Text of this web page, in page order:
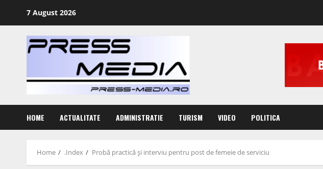
7 August 2026
HOME ACTUALITATE ADMINISTRATIE TURISM VIDEO POLITICA
Home .Index Probă practică şi interviu pentru post de femeie de serviciu